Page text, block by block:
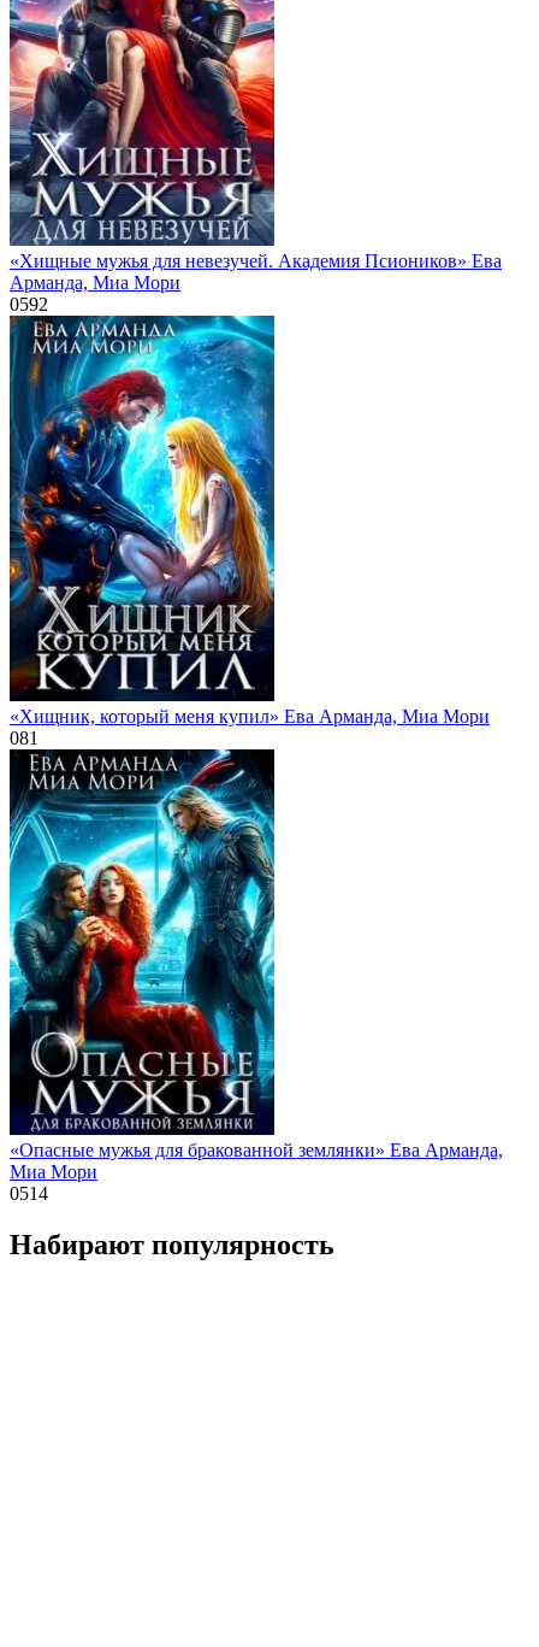
«Хищные мужья для невезучей. Академия Псиоников» Ева
Арманда, Миа Мори
0592
«Хищник, который меня купил» Ева Арманда, Миа Мори
081
«Опасные мужья для бракованной землянки» Ева Арманда,
Миа Мори
0514
Набирают популярность